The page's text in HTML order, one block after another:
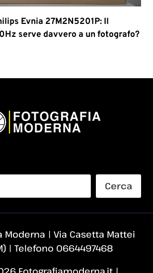
Evnia 27M2N5201P: Il
serve davvero a un fotografo?
Cerca
Moderna | Via Casetta Mattei
| Telefono 0664497468